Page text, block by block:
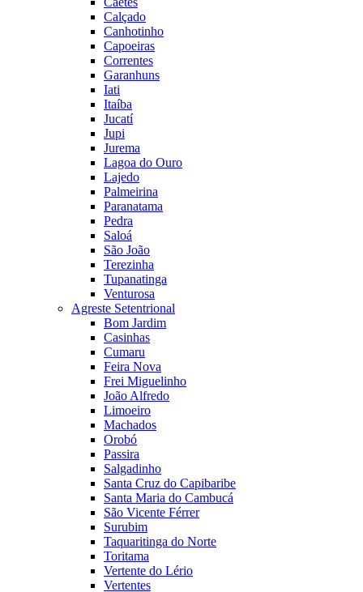
Calçado
Canhotinho
Capoeiras
Correntes
Garanhuns
Iati
Itaíba
Jucatí
Jupi
Jurema
Lagoa do Ouro
Lajedo
Palmeirina
Paranatama
Pedra
Saloá
São João
Terezinha
Tupanatinga
Venturosa
Agreste Setentrional
Bom Jardim
Casinhas
Cumaru
Feira Nova
Frei Miguelinho
João Alfredo
Limoeiro
Machados
Orobó
Passira
Salgadinho
Santa Cruz do Capibaribe
Santa Maria do Cambucá
São Vicente Férrer
Surubim
Taquaritinga do Norte
Toritama
Vertente do Lério
Vertentes